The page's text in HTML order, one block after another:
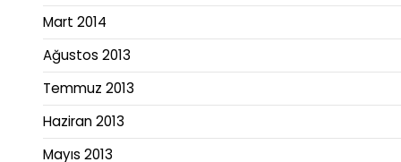
Mart 2014
Ağustos 2013
Temmuz 2013
Haziran 2013
Mayıs 2013